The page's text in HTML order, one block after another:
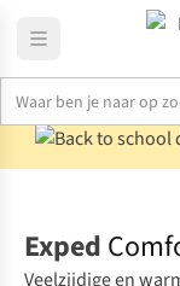
Exped
Veelzijdige en